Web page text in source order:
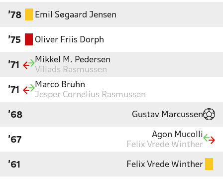
'78 Emil Søgaard Jensen
'75 Oliver Friis Dorph
'71
Mikkel M. Pedersen
Villads Rasmussen
'71
Marco Bruhn
Jesper Cornelius Rasmussen
'68 Gustav Marcussen
'67
Agon Mucolli
Felix Vrede Winther
'61 Felix Vrede Winther